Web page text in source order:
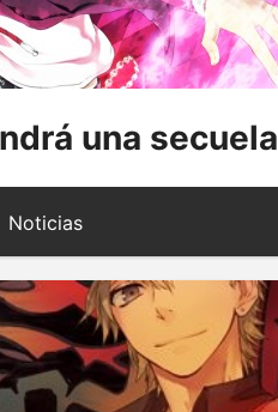
una secuela
Noticias